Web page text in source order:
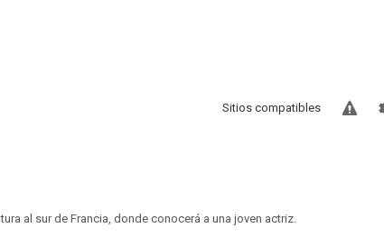
Sitios compatibles
al sur de Francia, donde conocerá a una joven actriz.